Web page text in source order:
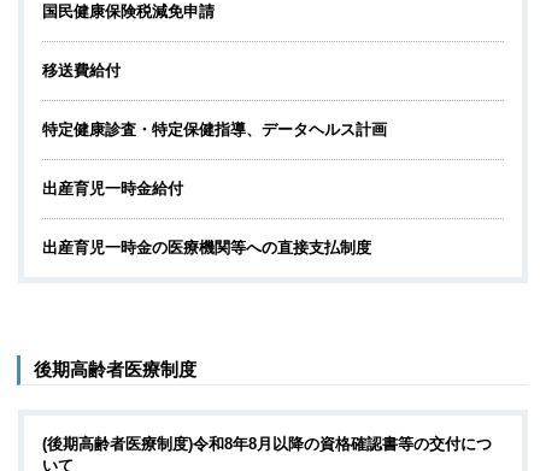
国民健康保険税減免申請
移送費給付
特定健康診査・特定保健指導、データヘルス計画
出産育児一時金給付
出産育児一時金の医療機関等への直接支払制度
後期高齢者医療制度
(後期高齢者医療制度)令和8年8月以降の資格確認書等の交付につ
いて